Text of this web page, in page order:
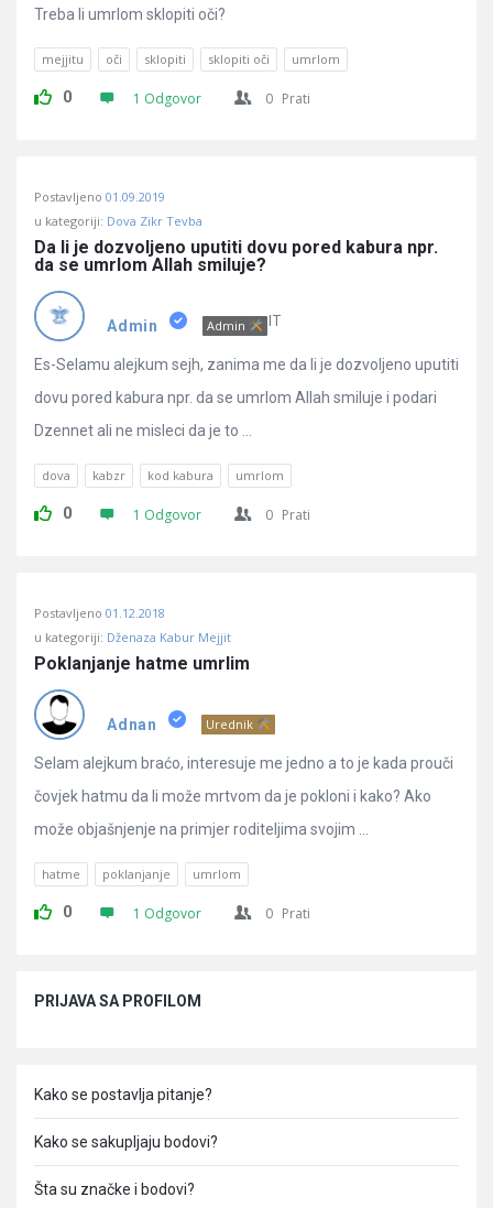
Treba li umrlom sklopiti oči?
mejjitu oči sklopiti sklopiti oči umrlom
0 1 Odgovor 0 Prati
Postavljeno 01.09.2019
u kategoriji: Dova Zikr Tevba
Da li je dozvoljeno uputiti dovu pored kabura npr.
da se umrlom Allah smiluje?
Admin Admin IT
Es-Selamu alejkum sejh, zanima me da li je dozvoljeno uputiti
dovu pored kabura npr. da se umrlom Allah smiluje i podari
Dzennet ali ne misleci da je to ...
dova kabzr kod kabura umrlom
0 1 Odgovor 0 Prati
Postavljeno 01.12.2018
u kategoriji: Dženaza Kabur Mejjit
Poklanjanje hatme umrlim
Adnan Urednik
Selam alejkum braćo, interesuje me jedno a to je kada prouči
čovjek hatmu da li može mrtvom da je pokloni i kako? Ako
može objašnjenje na primjer roditeljima svojim ...
hatme poklanjanje umrlom
0 1 Odgovor 0 Prati
PRIJAVA SA PROFILOM
Kako se postavlja pitanje?
Kako se sakupljaju bodovi?
Šta su značke i bodovi?